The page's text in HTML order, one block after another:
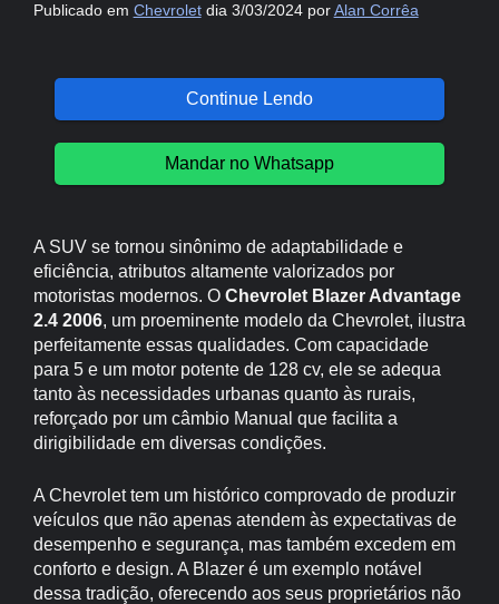
Publicado em Chevroletdia 3/03/2024 porAlan Corrêa
Continue Lendo
Mandar no Whatsapp
A SUV se tornou sinônimo de adaptabilidade e
eficiência, atributos altamente valorizados por
motoristas modernos. O Chevrolet Blazer Advantage
2.4 2006, um proeminente modelo da Chevrolet, ilustra
perfeitamente essas qualidades. Com capacidade
para 5 e um motor potente de 128 cv, ele se adequa
tanto às necessidades urbanas quanto às rurais,
reforçado por um câmbio Manual que facilita a
dirigibilidade em diversas condições.
A Chevrolet tem um histórico comprovado de produzir
veículos que não apenas atendem às expectativas de
desempenho e segurança, mas também excedem em
conforto e design. A Blazer é um exemplo notável
dessa tradição, oferecendo aos seus proprietários não